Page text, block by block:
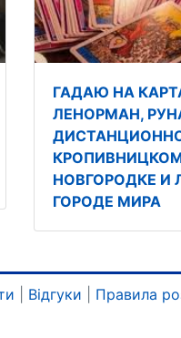
ГАДАЮ НА
ЛЕНОРМАН,
НОВГОРОДКЕ И
ГОРОДЕ МИРА
Відгуки Правила